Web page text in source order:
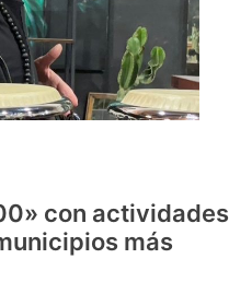
con actividades
más